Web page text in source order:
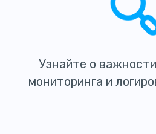
Узнайте о
мониторинга и